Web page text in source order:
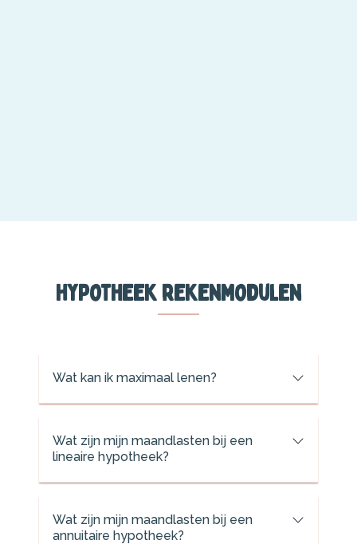
Hypotheek rekenmodulen
Wat kan ik maximaal lenen?
Wat zijn mijn maandlasten bij een
lineaire hypotheek?
Wat zijn mijn maandlasten bij een
annuitaire hypotheek?